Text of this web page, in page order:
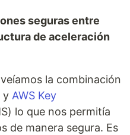
seguras entre
de aceleración
la combinación
y AWS Key
lo que nos permitía
de manera segura. Es